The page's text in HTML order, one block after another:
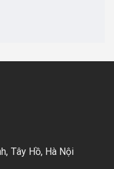
Tây Hồ, Hà Nội